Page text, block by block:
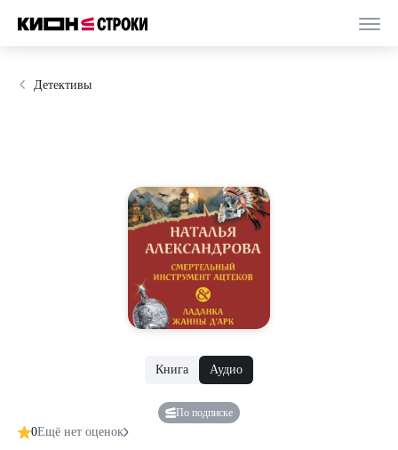
Детективы
Книга Аудио
По подписке
0Ещё нет оценок